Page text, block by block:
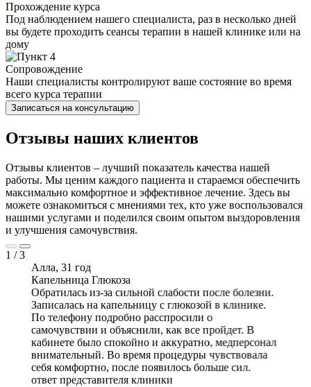
Прохождение курса
Под наблюдением нашего специалиста, раз в несколько дней
вы будете проходить сеансы терапии в нашей клинике или на
дому
Сопровождение
Наши специалисты контролируют ваше состояние во время
всего курса терапии
Записаться на консультацию
Отзывы наших клиентов
Отзывы клиентов – лучший показатель качества нашей
работы. Мы ценим каждого пациента и стараемся обеспечить
максимально комфортное и эффективное лечение. Здесь вы
можете ознакомиться с мнениями тех, кто уже воспользовался
нашими услугами и поделился своим опытом выздоровления
и улучшения самочувствия.
1 /3
Алла, 31 год
Капельница Глюкоза
Обратилась из-за сильной слабости после болезни.
Записалась на капельницу с глюкозой в клинике.
По телефону подробно расспросили о
самочувствии и объяснили, как все пройдет. В
кабинете было спокойно и аккуратно, медперсонал
внимательный. Во время процедуры чувствовала
себя комфортно, после появилось больше сил.
ответ представителя клиники